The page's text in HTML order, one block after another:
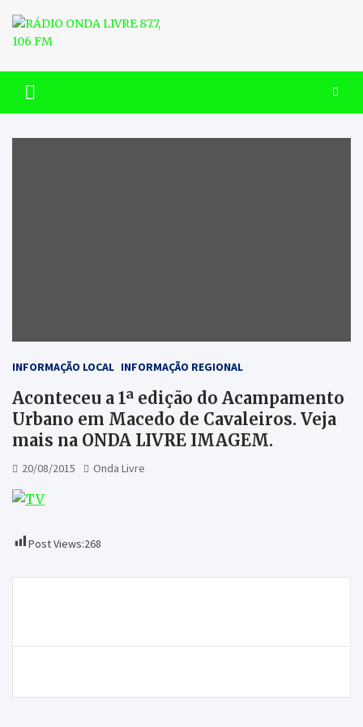
content
RÁDIO ONDA LIVRE 87.7, 106
FM
INFORMAÇÃO LOCAL INFORMAÇÃO REGIONAL
Aconteceu a 1ª edição do Acampamento
Urbano em Macedo de Cavaleiros. Veja
mais na ONDA LIVRE IMAGEM.
20/08/2015 Onda Livre
Post Views:268
artigos